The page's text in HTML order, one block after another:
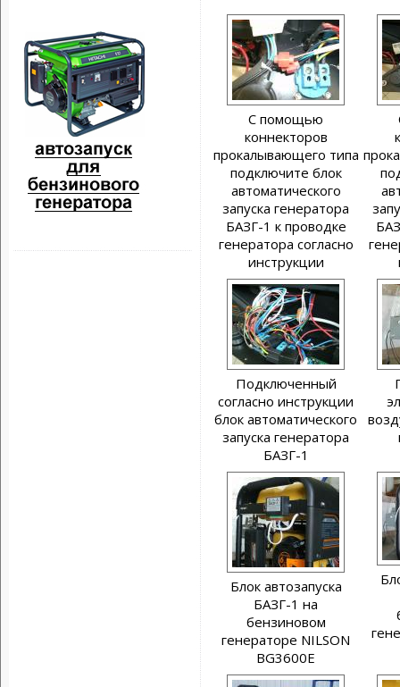
С помощью
коннекторов
прокалывающего типа
подключите блок
автоматического
запуска генератора
БАЗГ-1 к проводке
генератора согласно
инструкции
Подключенный
согласно инструкции
блок автоматического
запуска генератора
БАЗГ-1
Блок автозапуска
БАЗГ-1 на
бензиновом
генераторе NILSON
BG3600E